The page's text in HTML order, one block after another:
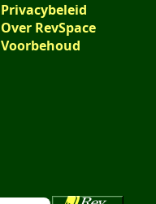
Privacybeleid
Over RevSpace
Voorbehoud